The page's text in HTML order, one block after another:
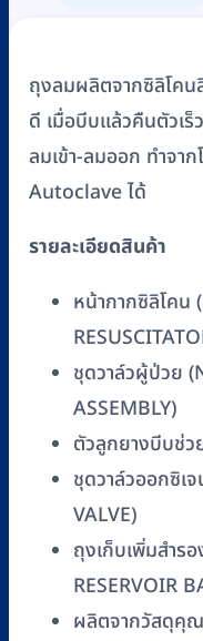
ถุงลมผลิตจากซิลิโคน
ดี เมื่อบีบแล้วคืนตัวเ
ลมเข้า-ลมออก ทำจา
Autoclave ได้
รายละเอียดสินค้า
หน้ากากซิลิโคน
ชุดวาล์วผู้ป่วย
ASSEMBLY)
ตัวลูกยางบีบช่ว
ชุดวาล์วออกซิเ
VALVE)
ถุงเก็บเพิ่มสำร
RESERVOIR
ผลิตจากวัสดุคุ